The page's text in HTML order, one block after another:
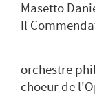
Masetto
Il
orchestre
choeur de